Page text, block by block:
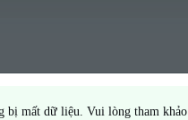
bị mất dữ liệu. Vui lòng tham khảo